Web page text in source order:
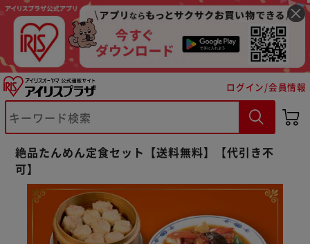
ログイン/会員情報
絶品たんめん定食セット【送料無料】【代引き不
可】
※ご確認ください
カートに入れる 購入手続きへ